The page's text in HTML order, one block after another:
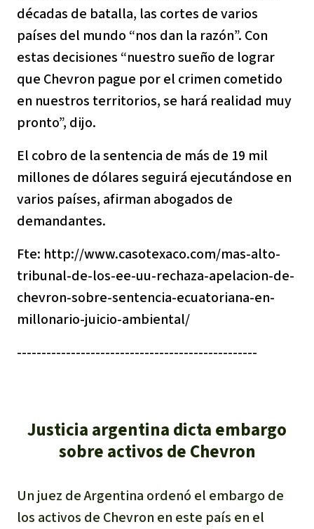
décadas de batalla, las cortes de varios
países del mundo “nos dan la razón”. Con
estas decisiones “nuestro sueño de lograr
que Chevron pague por el crimen cometido
en nuestros territorios, se hará realidad muy
pronto”, dijo.
El cobro de la sentencia de más de 19 mil
millones de dólares seguirá ejecutándose en
varios países, afirman abogados de
demandantes.
Fte: http://www.casotexaco.com/mas-alto-
tribunal-de-los-ee-uu-rechaza-apelacion-de-
chevron-sobre-sentencia-ecuatoriana-en-
millonario-juicio-ambiental/
-------------------------------------------------
Justicia argentina dicta embargo
sobre activos de Chevron
Un juez de Argentina ordenó el embargo de
los activos de Chevron en este país en el